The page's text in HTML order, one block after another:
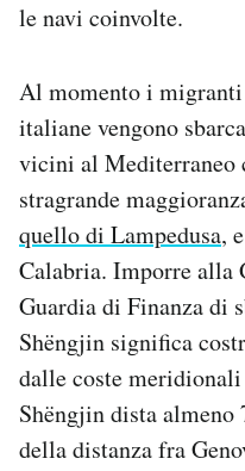
le navi coinvolte.
Al momento i
italiane vengono
vicini al Mediterraneo
stragrande
quello di Lampedusa,
Calabria. Imporre alla
Guardia di Finanza di
Shëngjin significa
dalle coste
Shëngjin dista
della distanza fra